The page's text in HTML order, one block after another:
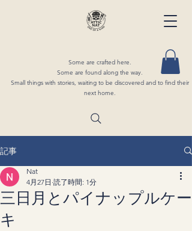
Some are crafted here.
Some are found along the way.
Small things with stories, waiting to be discovered and to find their
next home.
記事
三日月とパイナップルケー
キ
Nat
4月27日 読了時間: 1分